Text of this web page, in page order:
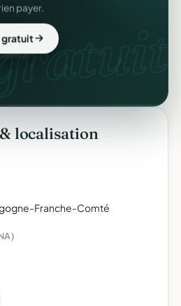
payer.
gratuit
localisation
Franche-Comté